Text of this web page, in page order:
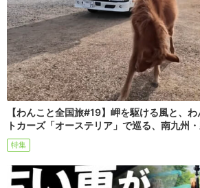
【わんこと全国旅#19】岬を駆ける風と、
トカーズ「オーステリア」で巡る、南九州
特集